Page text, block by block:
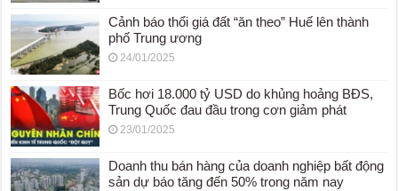
Cảnh báo thổi giá đất “ăn theo” Huế lên thành
phố Trung ương
24/01/2025
Bốc hơi 18.000 tỷ USD do khủng hoảng BĐS,
Trung Quốc đau đầu trong cơn giảm phát
23/01/2025
Doanh thu bán hàng của doanh nghiệp bất động
sản dự báo tăng đến 50% trong năm nay